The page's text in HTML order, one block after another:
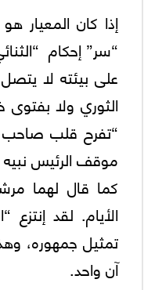
إذا كان المعيار
“سر” إحكام
على بيئته لا
الثوري ولا
“تفرح قلب صاحب
موقف الرئيس
كما قال لهما
الأيام. لقد
تمثيل جمهوره،
آن واحد.